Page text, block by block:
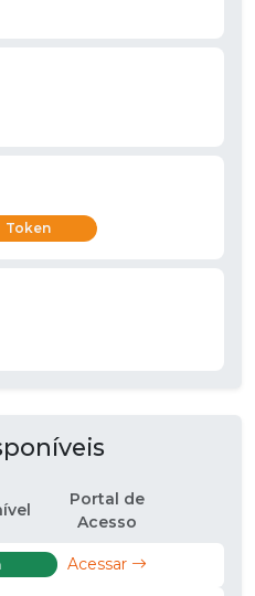
Token
Portal de
Acesso
Acessar